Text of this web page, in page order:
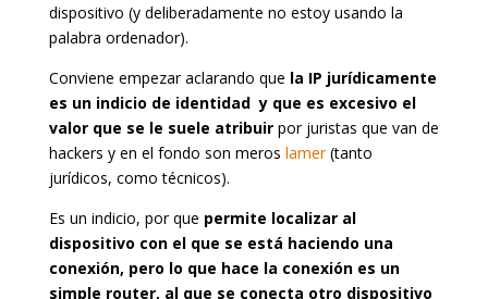
dispositivo (y deliberadamente no estoy usando la
palabra ordenador).
Conviene empezar aclarando que la IP jurídicamente
es un indicio de identidad y que es excesivo el
valor que se le suele atribuirpor juristas que van de
hackers y en el fondo son meros lamer(tanto
jurídicos, como técnicos).
Es un indicio, por que permite localizar al
dispositivo con el que se está haciendo una
conexión, pero lo que hace la conexión es un
simple router, al que se conecta otro dispositivo